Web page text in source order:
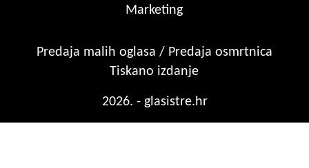
Marketing
Predaja malih oglasa / Predaja osmrtnica
Tiskano izdanje
2026. - glasistre.hr